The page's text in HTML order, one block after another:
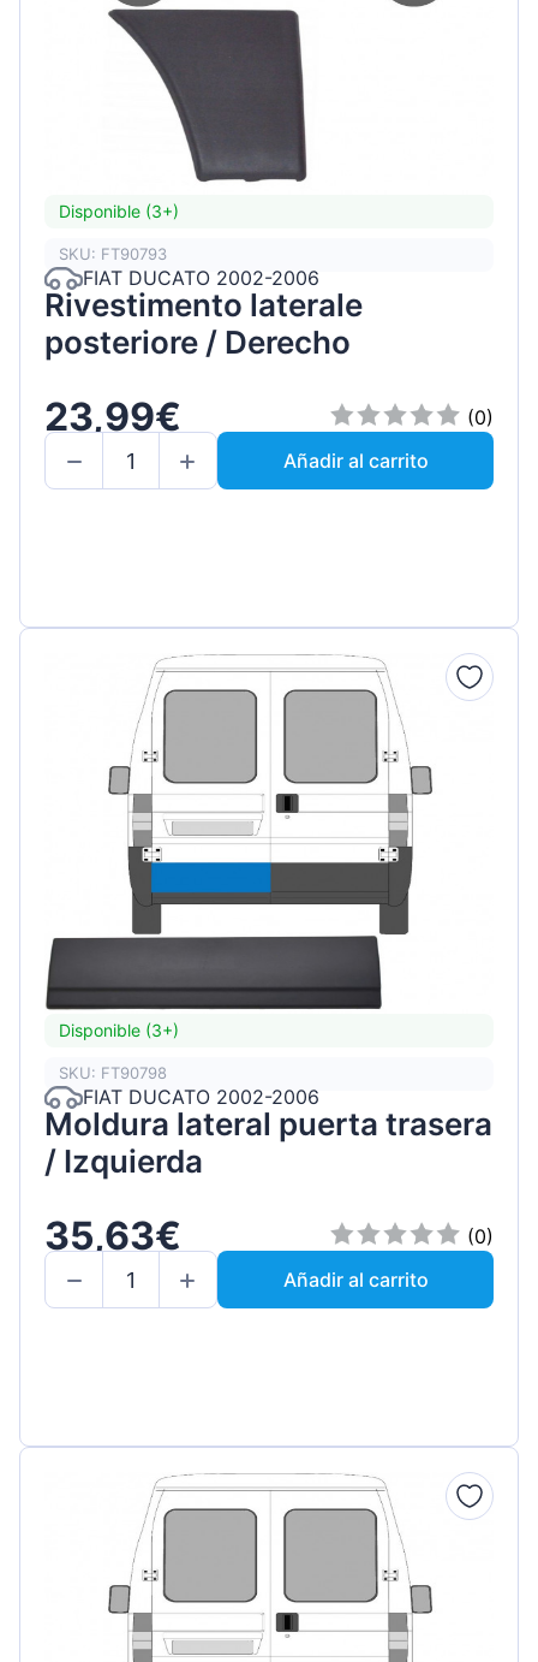
Disponible (3+)
SKU: FT90793
FIAT DUCATO 2002-2006
Rivestimento laterale
posteriore / Derecho
23,99€
(0)
Añadir al carrito
Disponible (3+)
SKU: FT90798
FIAT DUCATO 2002-2006
Moldura lateral puerta trasera
/ Izquierda
35,63€
(0)
Añadir al carrito